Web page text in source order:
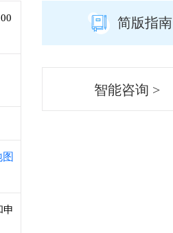
申
简版指南
智能咨询 >